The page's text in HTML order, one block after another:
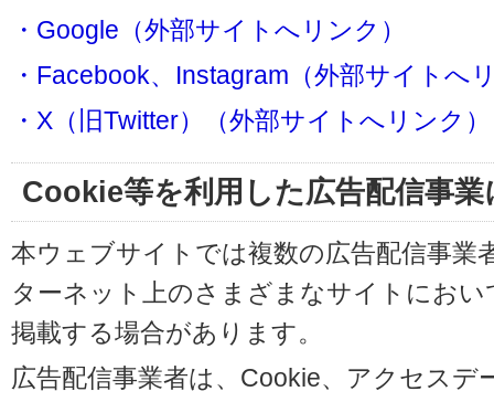
・Google（外部サイトへリンク）
・Facebook、Instagram（外部サイトへ
・X（旧Twitter）（外部サイトへリンク）
Cookie等を利用した広告配信事
本ウェブサイトでは複数の広告配信事業
ターネット上のさまざまなサイトにお
掲載する場合があります。
広告配信事業者は、Cookie、アクセスデ